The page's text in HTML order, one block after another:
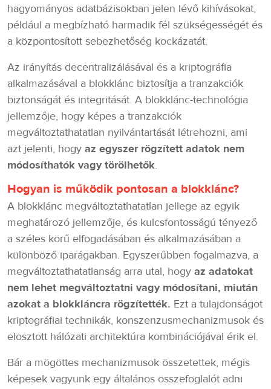
hagyományos adatbázisokban jelen lévő kihívásokat,
például a megbízható harmadik fél szükségességét és
a központosított sebezhetőség kockázatát.
Az irányítás decentralizálásával és a kriptográfia
alkalmazásával a blokklánc biztosítja a tranzakciók
biztonságát és integritását. A blokklánc-technológia
jellemzője, hogy képes a tranzakciók
megváltoztathatatlan nyilvántartását létrehozni, ami
azt jelenti, hogy az egyszer rögzített adatok nem
módosíthatók vagy törölhetők.
Hogyan is működik pontosan a blokklánc?
A blokklánc megváltoztathatatlan jellege az egyik
meghatározó jellemzője, és kulcsfontosságú tényező
a széles körű elfogadásában és alkalmazásában a
különböző iparágakban. Egyszerűbben fogalmazva, a
megváltoztathatatlanság arra utal, hogy az adatokat
nem lehet megváltoztatni vagy módosítani, miután
azokat a blokkláncra rögzítették. Ezt a tulajdonságot
kriptográfiai technikák, konszenzusmechanizmusok és
elosztott hálózati architektúra kombinációjával érik el.
Bár a mögöttes mechanizmusok összetettek, mégis
képesek vagyunk egy általános összefoglalót adni